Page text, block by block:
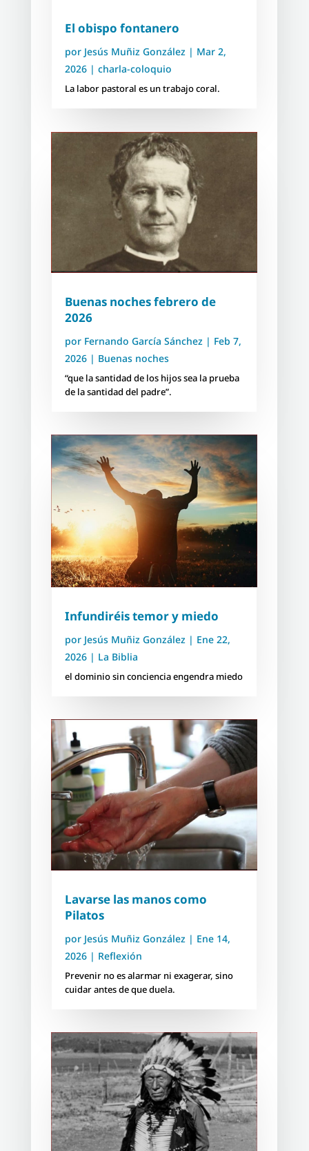
El obispo fontanero
por Jesús Muñiz González| Mar 2,
2026| charla-coloquio
La labor pastoral es un trabajo coral.
Buenas noches febrero de
2026
por Fernando García Sánchez | Feb 7,
2026| Buenas noches
“que la santidad de los hijos sea la prueba
de la santidad del padre”.
Infundiréis temor y miedo
por Jesús Muñiz González | Ene 22,
2026| La Biblia
el dominio sin conciencia engendra miedo
Lavarse las manos como
Pilatos
por Jesús Muñiz González| Ene 14,
2026| Reflexión
Prevenir no es alarmar ni exagerar, sino
cuidar antes de que duela.